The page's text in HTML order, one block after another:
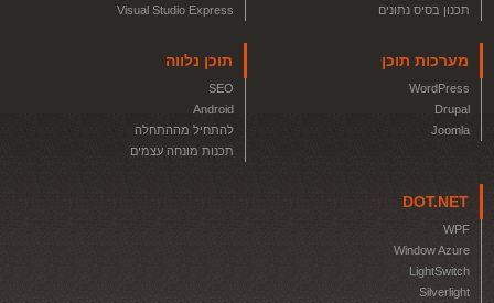
תכנון בסיס נתונים
Visual Studio Express
מערכות תוכן
WordPress
Drupal
Joomla
תוכן נלווה
SEO
Android
להתחיל מההתחלה
תכנות מונחה עצמים
DOT.NET
WPF
Window Azure
LightSwitch
Silverlight